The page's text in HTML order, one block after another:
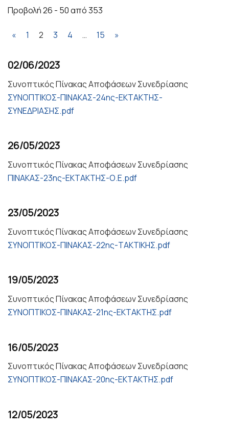
Προβολή 26 - 50 από 353
« 1 2 3 4 … 15 »
02/06/2023
Συνοπτικός Πίνακας Αποφάσεων Συνεδρίασης
ΣΥΝΟΠΤΙΚΟΣ-ΠΙΝΑΚΑΣ-24ης-ΕΚΤΑΚΤΗΣ-
ΣΥΝΕΔΡΙΑΣΗΣ.pdf
26/05/2023
Συνοπτικός Πίνακας Αποφάσεων Συνεδρίασης
ΠΙΝΑΚΑΣ-23ης-ΕΚΤΑΚΤΗΣ-Ο.Ε.pdf
23/05/2023
Συνοπτικός Πίνακας Αποφάσεων Συνεδρίασης
ΣΥΝΟΠΤΙΚΟΣ-ΠΙΝΑΚΑΣ-22ης-ΤΑΚΤΙΚΗΣ.pdf
19/05/2023
Συνοπτικός Πίνακας Αποφάσεων Συνεδρίασης
ΣΥΝΟΠΤΙΚΟΣ-ΠΙΝΑΚΑΣ-21ης-ΕΚΤΑΚΤΗΣ.pdf
16/05/2023
Συνοπτικός Πίνακας Αποφάσεων Συνεδρίασης
ΣΥΝΟΠΤΙΚΟΣ-ΠΙΝΑΚΑΣ-20ης-ΕΚΤΑΚΤΗΣ.pdf
12/05/2023